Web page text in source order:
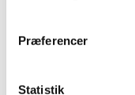
Præferencer
Statistik